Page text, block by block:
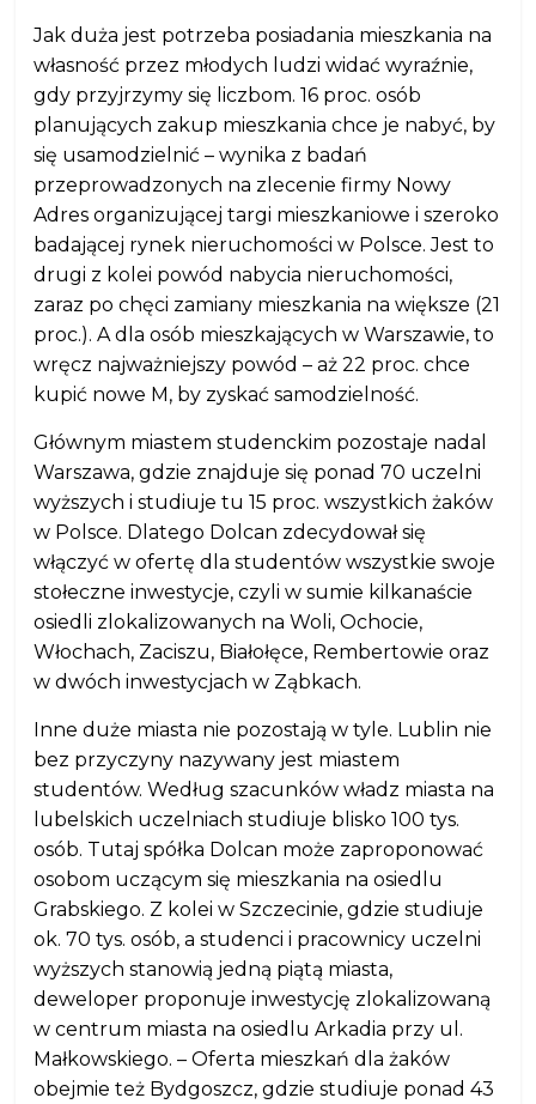
Jak duża jest potrzeba posiadania mieszkania na
własność przez młodych ludzi widać wyraźnie,
gdy przyjrzymy się liczbom. 16 proc. osób
planujących zakup mieszkania chce je nabyć, by
się usamodzielnić – wynika z badań
przeprowadzonych na zlecenie firmy Nowy
Adres organizującej targi mieszkaniowe i szeroko
badającej rynek nieruchomości w Polsce. Jest to
drugi z kolei powód nabycia nieruchomości,
zaraz po chęci zamiany mieszkania na większe (21
proc.). A dla osób mieszkających w Warszawie, to
wręcz najważniejszy powód – aż 22 proc. chce
kupić nowe M, by zyskać samodzielność.
Głównym miastem studenckim pozostaje nadal
Warszawa, gdzie znajduje się ponad 70 uczelni
wyższych i studiuje tu 15 proc. wszystkich żaków
w Polsce. Dlatego Dolcan zdecydował się
włączyć w ofertę dla studentów wszystkie swoje
stołeczne inwestycje, czyli w sumie kilkanaście
osiedli zlokalizowanych na Woli, Ochocie,
Włochach, Zaciszu, Białołęce, Rembertowie oraz
w dwóch inwestycjach w Ząbkach.
Inne duże miasta nie pozostają w tyle. Lublin nie
bez przyczyny nazywany jest miastem
studentów. Według szacunków władz miasta na
lubelskich uczelniach studiuje blisko 100 tys.
osób. Tutaj spółka Dolcan może zaproponować
osobom uczącym się mieszkania na osiedlu
Grabskiego. Z kolei w Szczecinie, gdzie studiuje
ok. 70 tys. osób, a studenci i pracownicy uczelni
wyższych stanowią jedną piątą miasta,
deweloper proponuje inwestycję zlokalizowaną
w centrum miasta na osiedlu Arkadia przy ul.
Małkowskiego. – Oferta mieszkań dla żaków
obejmie też Bydgoszcz, gdzie studiuje ponad 43